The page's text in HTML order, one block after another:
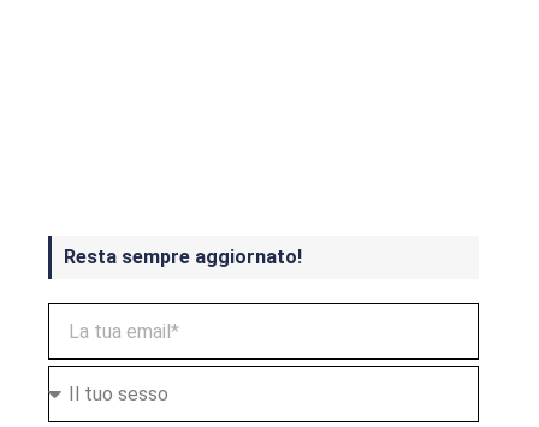
Resta sempre aggiornato!